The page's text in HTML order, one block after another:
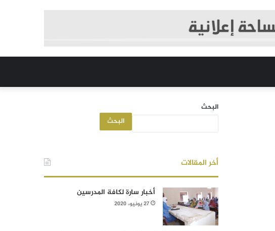
البحث
البحث
أخر المقالات
أخبار سارة لكافة المدرسين
27 يونيو، 2020